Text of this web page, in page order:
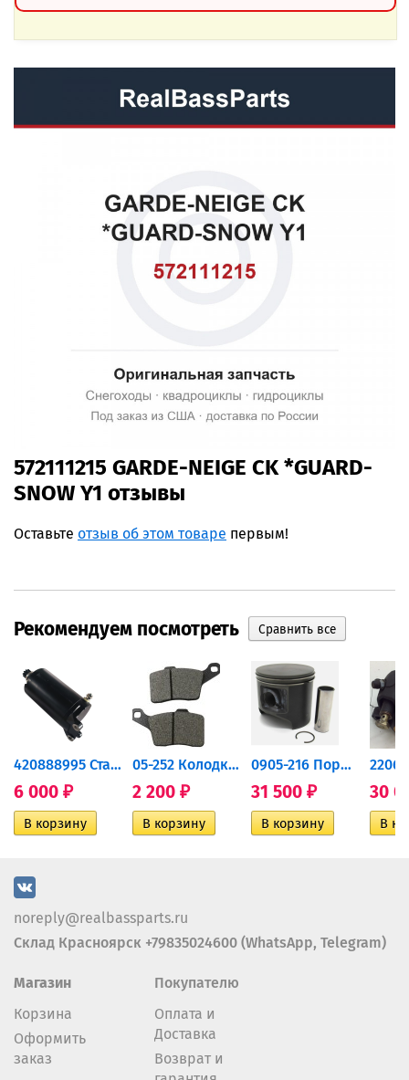
572111215 GARDE-NEIGE CK *GUARD-
SNOW Y1 отзывы
Оставьте отзыв об этом товаре первым!
Рекомендуем посмотреть
420888995 Стартер для...
6 000 ₽
05-252 Колодки тормозные...
2 200 ₽
0905-216 Поршень Arctic Cat...
31 500 ₽ 30
noreply@realbassparts.ru
Склад Красноярск +79835024600 (WhatsApp, Telegram)
Магазин
Корзина
Оформить
заказ
Покупателю
Оплата и
Доставка
Возврат и